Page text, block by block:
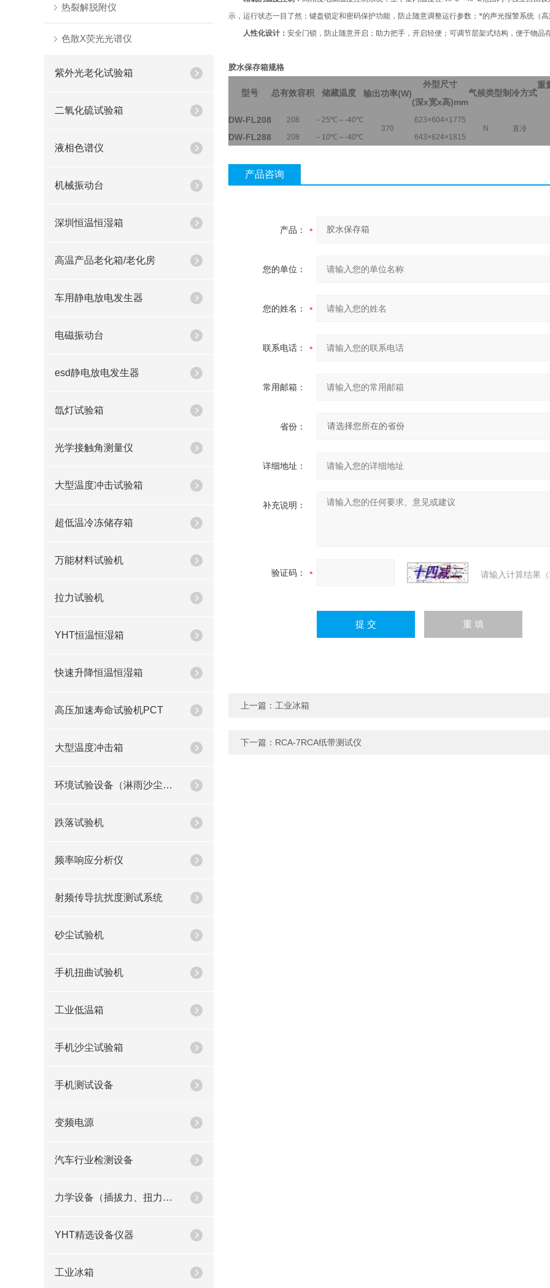
热裂解脱附仪
色散X荧光光谱仪
紫外光老化试验箱
二氧化硫试验箱
液相色谱仪
机械振动台
深圳恒温恒湿箱
高温产品老化箱/老化房
车用静电放电发生器
电磁振动台
esd静电放电发生器
氙灯试验箱
光学接触角测量仪
大型温度冲击试验箱
超低温冷冻储存箱
万能材料试验机
拉力试验机
YHT恒温恒湿箱
快速升降恒温恒湿箱
高压加速寿命试验机PCT
大型温度冲击箱
环境试验设备（淋雨沙尘疝灯二氧化硫）
跌落试验机
频率响应分析仪
射频传导抗扰度测试系统
砂尘试验机
手机扭曲试验机
工业低温箱
手机沙尘试验箱
手机测试设备
变频电源
汽车行业检测设备
力学设备（插拔力、扭力、按键荷重）
YHT精选设备仪器
工业冰箱
示，运行状态一目了然；键盘锁定和密码保护功能，防止随意调整运行参数；*的声光报警系统（
人性化设计： 安全门锁，防止随意开启；助力把手，开启轻便；可调节层架式结构，便于物
胶水保存箱规格
型号 总有效容积 储藏温度 输出功率(W)
外型尺寸
(深x宽x高)mm
气候类型制冷方式
重
DW-FL208 208 － 25℃ ～ -40℃
370
623×604×1775
N
直冷
DW-FL288 208 － 10℃ ～ -40℃ 643×624×1815
产品咨询
产品：
您的单位：
您的姓名：
联系电话：
常用邮箱：
省份：
详细地址：
补充说明：
验证码： 请输入计算结果
上一篇： 工业冰箱
下一篇： RCA-7RCA纸带测试仪